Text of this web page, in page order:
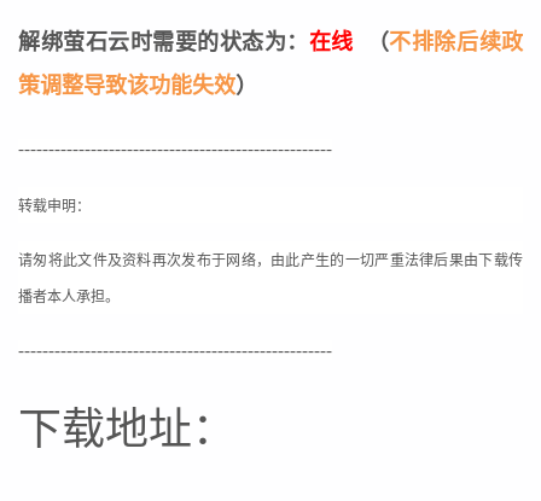
解绑萤石云时需要的状态为： 在线 （不排除后续政
策调整导致该功能失效）
----------------------------------------------------
转载申明：
请匆将此文件及资料再次发布于网络，由此产生的一切严重法律后果由下载传
播者本人承担。
----------------------------------------------------
下载地址：